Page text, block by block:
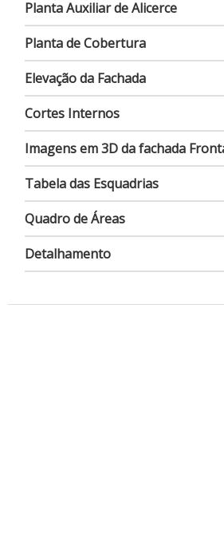
Planta Auxiliar de Alicerce
Planta de Cobertura
Elevação da Fachada
Cortes Internos
Imagens em 3D da fachada
Tabela das Esquadrias
Quadro de Áreas
Detalhamento